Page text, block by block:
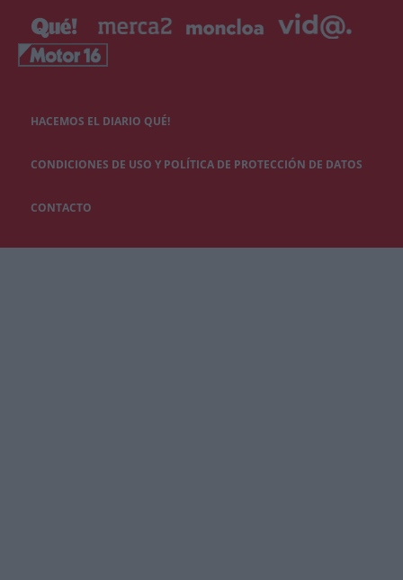
HACEMOS EL DIARIO QUÉ!
CONDICIONES DE USO Y POLÍTICA DE PROTECCIÓN DE DATOS
CONTACTO